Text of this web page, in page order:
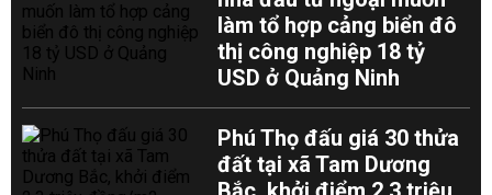
làm tổ hợp cảng biển đô
thị công nghiệp 18 tỷ
USD ở Quảng Ninh
Phú Thọ đấu giá 30 thửa
đất tại xã Tam Dương